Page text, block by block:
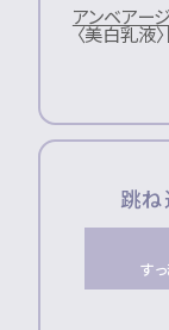
アンベアー
〈美白乳液〉
跳ね
す